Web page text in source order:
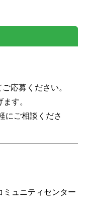
応募ください。
す。
にご相談くださ
ュニティセンター